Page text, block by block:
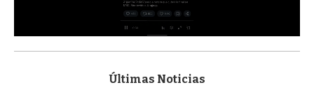
s
Últimas Noticias